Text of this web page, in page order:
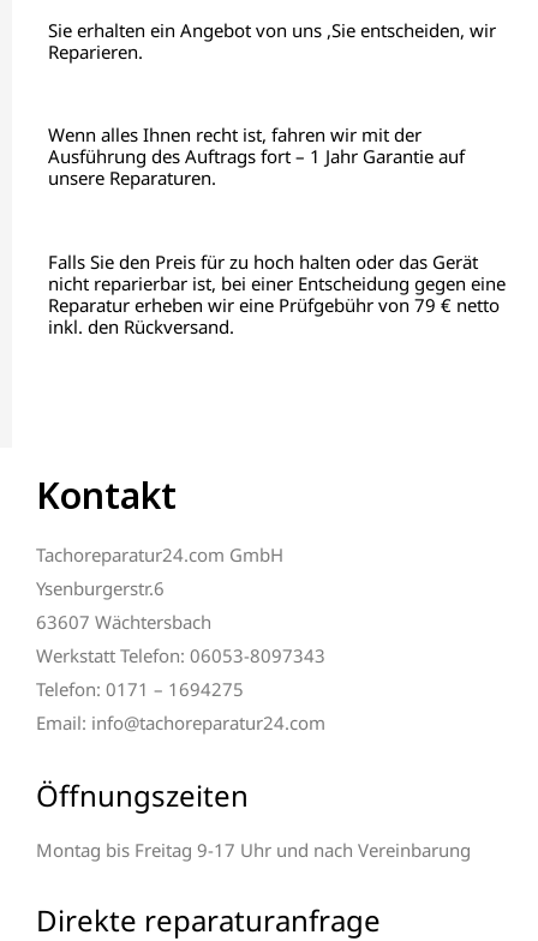
Sie erhalten ein Angebot von uns ,Sie entscheiden, wir
Reparieren.
Wenn alles Ihnen recht ist, fahren wir mit der
Ausführung des Auftrags fort – 1 Jahr Garantie auf
unsere Reparaturen.
Falls Sie den Preis für zu hoch halten oder das Gerät
nicht reparierbar ist, bei einer Entscheidung gegen eine
Reparatur erheben wir eine Prüfgebühr von 79 € netto
inkl. den Rückversand.
Kontakt
Tachoreparatur24.com GmbH
Ysenburgerstr.6
63607 Wächtersbach
Werkstatt Telefon: 06053-8097343
Telefon: 0171 – 1694275
Email: info@tachoreparatur24.com
Öffnungszeiten
Montag bis Freitag 9-17 Uhr und nach Vereinbarung
Direkte reparaturanfrage